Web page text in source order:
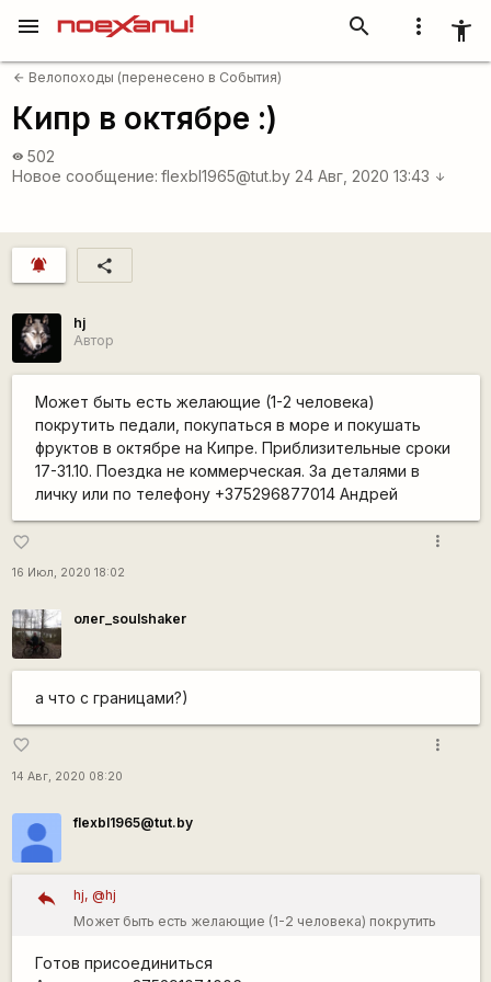
more_vert accessibility_new
search
menu
arrow_back Велопоходы (перенесено в События)
Кипр в октябре :)
visibility 502
Новое сообщение: flexbl1965@tut.by 24 Авг, 2020 13:43 arrow_downward
notifications_active share
hj
Автор
Может быть есть желающие (1-2 человека)
покрутить педали, покупаться в море и покушать
фруктов в октябре на Кипре. Приблизительные сроки
17-31.10. Поездка не коммерческая. За деталями в
личку или по телефону +375296877014 Андрей
favorite_border
16 Июл, 2020 18:02
more_vert
олег_soulshaker
а что с границами?)
favorite_border
14 Авг, 2020 08:20
more_vert
flexbl1965@tut.by
hj, @hj
Может быть есть желающие (1-2 человека) покрутить
на Кипре. Приблизительные сроки 17-31.10. Поездка не
Готов присоединиться